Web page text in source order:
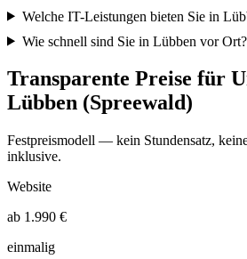
Welche IT-Leistungen bieten Sie in
Wie schnell sind Sie in Lübben vor Ort?
Transparente Preise für
Lübben (Spreewald)
Festpreismodell — kein Stundensatz,
inklusive.
Website
ab 1.990 €
einmalig